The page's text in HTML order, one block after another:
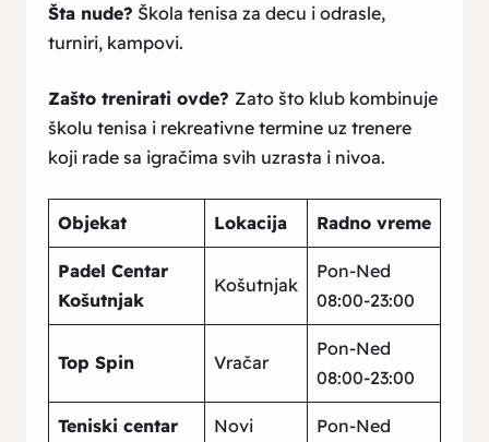
Šta nude? Škola tenisa za decu i odrasle,
turniri, kampovi.
Zašto trenirati ovde? Zato što klub kombinuje
školu tenisa i rekreativne termine uz trenere
koji rade sa igračima svih uzrasta i nivoa.
Objekat Lokacija Radno vreme
Padel Centar
Košutnjak
Košutnjak
Pon-Ned
08:00-23:00
Top Spin Vračar
Pon-Ned
08:00-23:00
Teniski centar
Novi
Pon-Ned